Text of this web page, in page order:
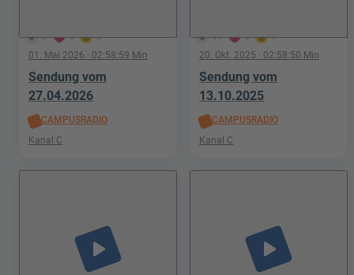
6 0 0
01. Mai 2026 · 02:58:59 Min
Sendung vom
27.04.2026
CAMPUSRADIO
Kanal C
17 0 1
20. Okt. 2025 · 02:58:50 Min
Sendung vom
13.10.2025
CAMPUSRADIO
Kanal C
play_arrow play_arrow